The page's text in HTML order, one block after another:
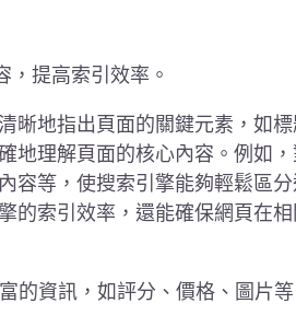
，提高索引效率。
晰地指出頁面的關鍵元素，如
地理解頁面的核心內容。例如
容等，使搜索引擎能夠輕鬆區
的索引效率，還能確保網頁在
的資訊，如評分、價格、圖片